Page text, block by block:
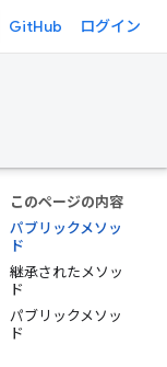
GitHub ログイン
このページの内容
パブリックメソッ
ド
継承されたメソッ
ド
パブリックメソッ
ド